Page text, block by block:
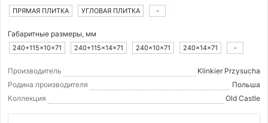
ПРЯМАЯ ПЛИТКА УГЛОВАЯ ПЛИТКА -
Габаритные размеры, мм
240+115×10×71 240+115×14×71 240×10×71 240×14×71 -
Производитель
Klinkier Przysucha
Родина производителя
Польша
Коллекция
Old Castle